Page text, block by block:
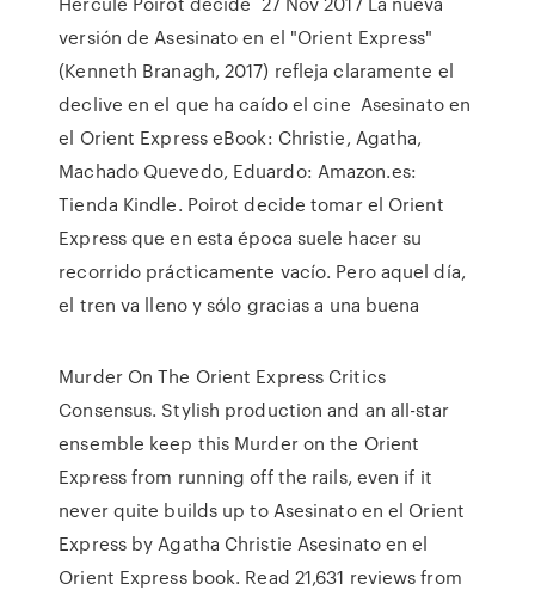
versión de Asesinato en el "Orient Express"
(Kenneth Branagh, 2017) refleja claramente el
declive en el que ha caído el cine Asesinato en
el Orient Express eBook: Christie, Agatha,
Machado Quevedo, Eduardo: Amazon.es:
Tienda Kindle. Poirot decide tomar el Orient
Express que en esta época suele hacer su
recorrido prácticamente vacío. Pero aquel día,
el tren va lleno y sólo gracias a una buena
Murder On The Orient Express Critics
Consensus. Stylish production and an all-star
ensemble keep this Murder on the Orient
Express from running off the rails, even if it
never quite builds up to Asesinato en el Orient
Express by Agatha Christie Asesinato en el
Orient Express book. Read 21,631 reviews from